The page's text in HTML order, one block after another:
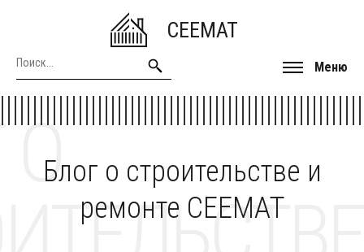
CEEMAT
Меню
Блог о строительстве и
ремонте CEEMAT
О